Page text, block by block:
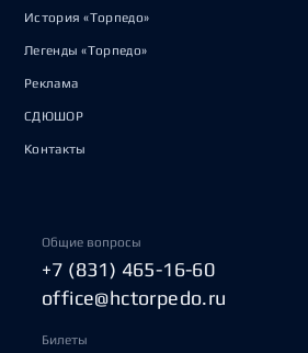
История «Торпедо»
Легенды «Торпедо»
Реклама
СДЮШОР
Контакты
Общие вопросы
+7 (831) 465-16-60
office@hctorpedo.ru
Билеты